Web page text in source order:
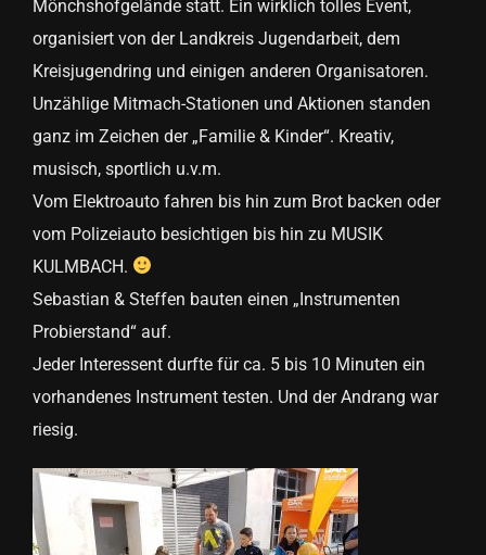
Mönchshofgelände statt. Ein wirklich tolles Event,
organisiert von der Landkreis Jugendarbeit, dem
Kreisjugendring und einigen anderen Organisatoren.
Unzählige Mitmach-Stationen und Aktionen standen
ganz im Zeichen der „Familie & Kinder“. Kreativ,
musisch, sportlich u.v.m.
Vom Elektroauto fahren bis hin zum Brot backen oder
vom Polizeiauto besichtigen bis hin zu MUSIK
KULMBACH.
Sebastian & Steffen bauten einen „Instrumenten
Probierstand“ auf.
Jeder Interessent durfte für ca. 5 bis 10 Minuten ein
vorhandenes Instrument testen. Und der Andrang war
riesig.